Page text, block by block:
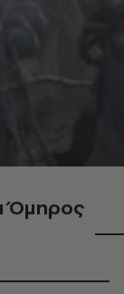
Όμηρος